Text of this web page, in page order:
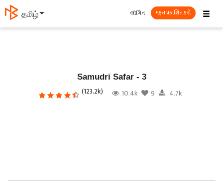
தமிழ் ☰
લૉગિન મફત પ્રકાશિત કરો
Samudri Safar - 3
(123.2k) 10.4k 9 4.7k